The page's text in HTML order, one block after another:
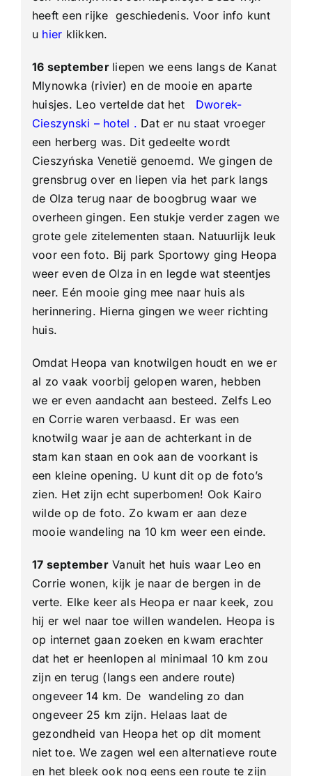
heeft een rijke geschiedenis. Voor info kunt
u hier klikken.
16 september liepen we eens langs de Kanat
Mlynowka (rivier) en de mooie en aparte
huisjes. Leo vertelde dat het
Dworek-
Cieszynski – hotel . Dat er nu staat vroeger
een herberg was. Dit gedeelte wordt
Cieszyńska Venetië genoemd. We gingen de
grensbrug over en liepen via het park langs
de Olza terug naar de boogbrug waar we
overheen gingen. Een stukje verder zagen we
grote gele zitelementen staan. Natuurlijk leuk
voor een foto. Bij park Sportowy ging Heopa
weer even de Olza in en legde wat steentjes
neer. Eén mooie ging mee naar huis als
herinnering. Hierna gingen we weer richting
huis.
Omdat Heopa van knotwilgen houdt en we er
al zo vaak voorbij gelopen waren, hebben
we er even aandacht aan besteed. Zelfs Leo
en Corrie waren verbaasd. Er was een
knotwilg waar je aan de achterkant in de
stam kan staan en ook aan de voorkant is
een kleine opening. U kunt dit op de foto’s
zien. Het zijn echt superbomen! Ook Kairo
wilde op de foto. Zo kwam er aan deze
mooie wandeling na 10 km weer een einde.
17 septemberVanuit het huis waar Leo en
Corrie wonen, kijk je naar de bergen in de
verte. Elke keer als Heopa er naar keek, zou
hij er wel naar toe willen wandelen. Heopa is
op internet gaan zoeken en kwam erachter
dat het er heenlopen al minimaal 10 km zou
zijn en terug (langs een andere route)
ongeveer 14 km. De wandeling zo dan
ongeveer 25 km zijn. Helaas laat de
gezondheid van Heopa het op dit moment
niet toe. We zagen wel een alternatieve route
en het bleek ook nog eens een route te zijn